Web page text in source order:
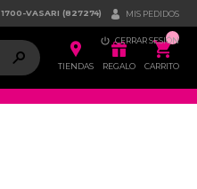
1700-VASARI (827274)  MIS PEDIDOS
 CERRAR SESIÓN
 
TIENDAS

REGALO
ຐ
CARRITO